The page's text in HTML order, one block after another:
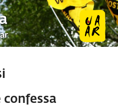
confessa